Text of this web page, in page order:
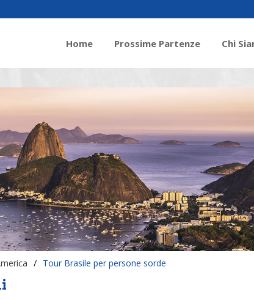
Home Prossime Partenze Chi
/ Tour Brasile per persone sorde